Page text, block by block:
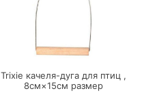
ПЕРЕЙТИ
Trixie качеля-дуга для птиц ,
8см×15см размер